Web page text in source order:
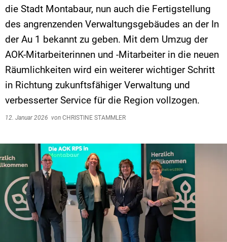
die Stadt Montabaur, nun auch die Fertigstellung
des angrenzenden Verwaltungsgebäudes an der In
der Au 1 bekannt zu geben. Mit dem Umzug der
AOK-Mitarbeiterinnen und -Mitarbeiter in die neuen
Räumlichkeiten wird ein weiterer wichtiger Schritt
in Richtung zukunftsfähiger Verwaltung und
verbesserter Service für die Region vollzogen.
12. Januar 2026 von CHRISTINE STAMMLER